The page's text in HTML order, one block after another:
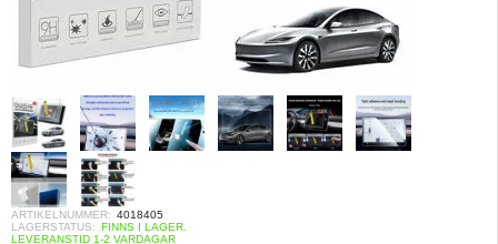
ARTIKELNUMMER: 4018405
LAGERSTATUS: FINNS I LAGER.
LEVERANSTID 1-2 VARDAGAR